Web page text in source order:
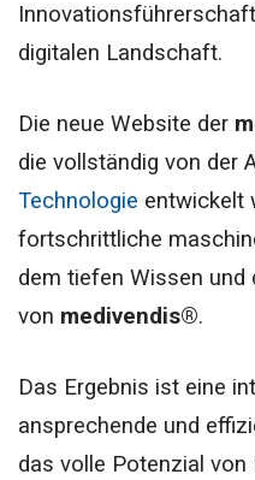
digitalen Landschaft.
Die neue Website der
die vollständig von der
Technologie entwickelt
fortschrittliche
dem tiefen Wissen und
von medivendis®.
Das Ergebnis ist eine
ansprechende und
das volle Potenzial von